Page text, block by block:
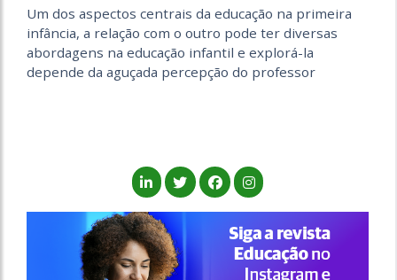
Um dos aspectos centrais da educação na primeira
infância, a relação com o outro pode ter diversas
abordagens na educação infantil e explorá-la
depende da aguçada percepção do professor